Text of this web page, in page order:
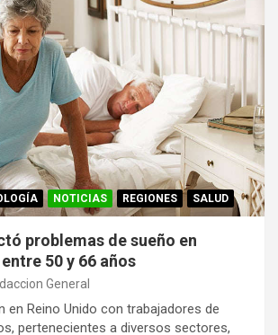
NOTICIAS REGIONES SALUD
problemas de sueño en
50 y 66 años
General
en Reino Unido con trabajadores de
pertenecientes a diversos sectores,